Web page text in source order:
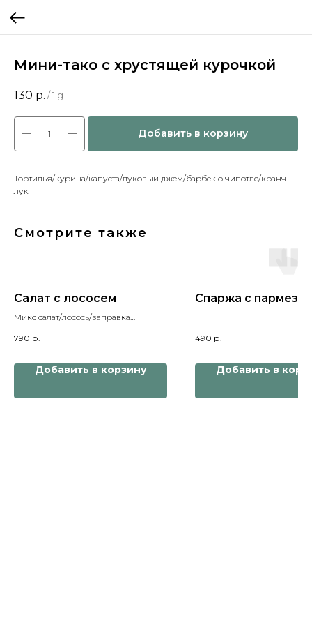
Мини-тако с хрустящей курочкой
130 р. / 1 g
Добавить в корзину
Тортилья/курица/капуста/луковый джем/барбекю чипотле/кранч
лук
Смотрите также
Салат с лососем
Микс салат/лосось/заправка
сыр/мандарин без кожи
790 р.
Добавить в корзину
Спаржа с
490 р.
Добавить в